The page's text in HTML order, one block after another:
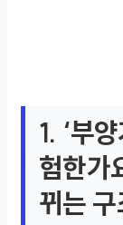
1. ‘부
험한가
뀌는